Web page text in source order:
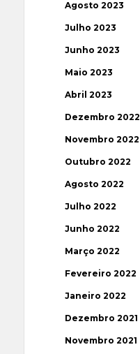
Agosto 2023
Julho 2023
Junho 2023
Maio 2023
Abril 2023
Dezembro 2022
Novembro 2022
Outubro 2022
Agosto 2022
Julho 2022
Junho 2022
Março 2022
Fevereiro 2022
Janeiro 2022
Dezembro 2021
Novembro 2021